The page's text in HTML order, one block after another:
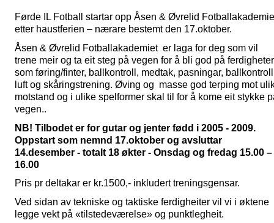
Førde IL Fotball startar opp Åsen & Øvrelid
etter haustferien – nærare bestemt den 17.oktober.
Åsen & Øvrelid Fotballakademiet er laga for deg som vil
trene meir og ta eit steg på vegen for å bli god på ferdigheter
som føring/finter, ballkontroll, medtak, pasningar,
luft og skåringstrening. Øving og masse god terping mot
motstand og i ulike spelformer skal til for å kome eit stykke
vegen..
NB! Tilbodet er for gutar og jenter fødd i 2005 - 2009.
Oppstart som nemnd 17.oktober og avsluttar
14.desember - totalt 18 økter - Onsdag og fredag 15.00 –
16.00
Pris pr deltakar er kr.1500,- inkludert treningsgensar.
Ved sidan av tekniske og taktiske ferdigheiter vil vi i øktene
legge vekt på «tilstedeværelse» og punktlegheit.